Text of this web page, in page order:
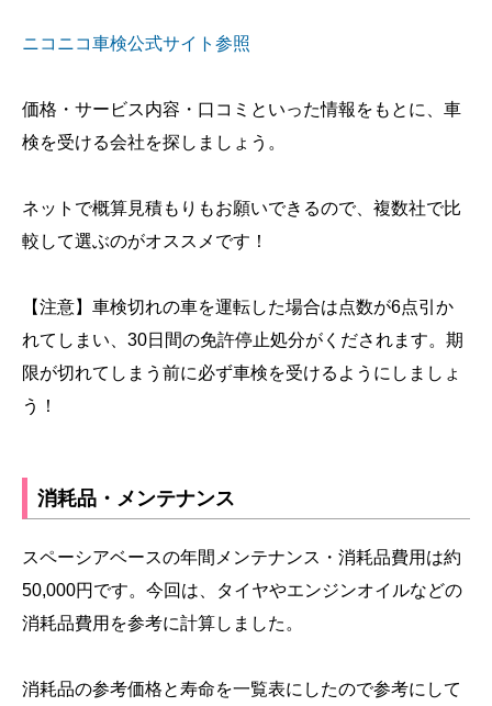
ニコニコ車検公式サイト参照
価格・サービス内容・口コミといった情報をもとに、車
検を受ける会社を探しましょう。
ネットで概算見積もりもお願いできるので、複数社で比
較して選ぶのがオススメです！
【注意】車検切れの車を運転した場合は点数が6点引か
れてしまい、30日間の免許停止処分がくだされます。期
限が切れてしまう前に必ず車検を受けるようにしましょ
う！
消耗品・メンテナンス
スペーシアベースの年間メンテナンス・消耗品費用は約
50,000円です。今回は、タイヤやエンジンオイルなどの
消耗品費用を参考に計算しました。
消耗品の参考価格と寿命を一覧表にしたので参考にして